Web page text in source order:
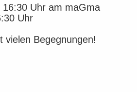
Uhr am maGma
Uhr
vielen Begegnungen!